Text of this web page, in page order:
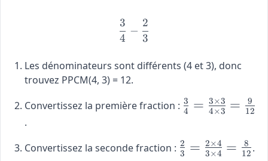
\frac{3}{4} - \frac{2}{3}
4
3
−
3
2
Les dénominateurs sont différents (4 et 3), donc
trouvez PPCM(4, 3) = 12.
Convertissez la première fraction : \large
\frac{3}
\frac{3
\times
4
3 = 4×3
3×3 = 12
9
.
Convertissez la seconde fraction : \large
3
2 = 3×4
2×4 = 12
8 .